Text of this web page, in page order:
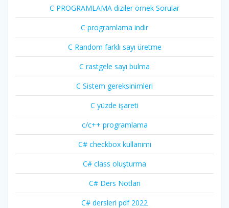
C PROGRAMLAMA diziler örnek Sorular
C programlama indir
C Random farklı sayı üretme
C rastgele sayı bulma
C Sistem gereksinimleri
C yüzde işareti
c/c++ programlama
C# checkbox kullanımı
C# class oluşturma
C# Ders Notları
C# dersleri pdf 2022